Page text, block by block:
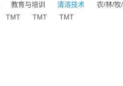
教育与培训 清洁技术 农/林/牧
TMT TMT TMT